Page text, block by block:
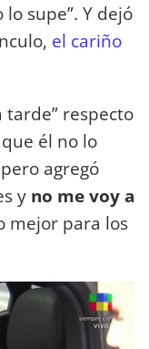
supe”. Y dejó
el cariño
tarde” respecto
él no lo
agregó
y no me voy a
mejor para los